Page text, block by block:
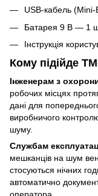
USB-кабель
Батарея 9 В — 1
Інструкція
Кому підійде
Інженерам з
робочих місцях
дані для
виробничого
шуму.
Службам
мешканців на шум
стосуються нічних
автоматично
оператора.